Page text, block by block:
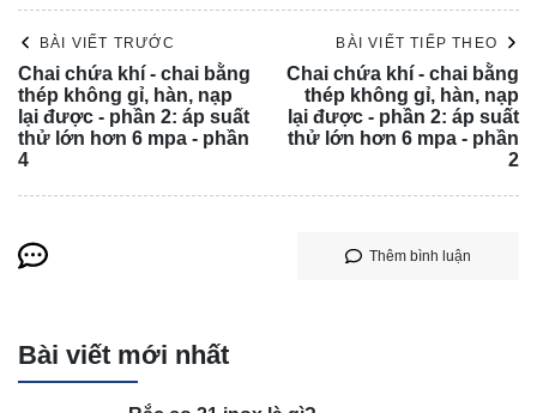
BÀI VIẾT TRƯỚC
Chai chứa khí - chai bằng
thép không gỉ, hàn, nạp
lại được - phần 2: áp suất
thử lớn hơn 6 mpa - phần
4
BÀI VIẾT TIẾP THEO
Chai chứa khí - chai bằng
thép không gỉ, hàn, nạp
lại được - phần 2: áp suất
thử lớn hơn 6 mpa - phần
2
Thêm bình luận
Bài viết mới nhất